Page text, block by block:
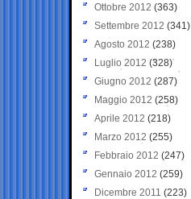
Ottobre 2012 (363)
Settembre 2012 (341)
Agosto 2012 (238)
Luglio 2012 (328)
Giugno 2012 (287)
Maggio 2012 (258)
Aprile 2012 (218)
Marzo 2012 (255)
Febbraio 2012 (247)
Gennaio 2012 (259)
Dicembre 2011 (223)